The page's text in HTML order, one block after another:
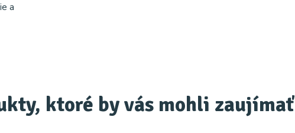
a
ktoré by vás mohli zaujímať